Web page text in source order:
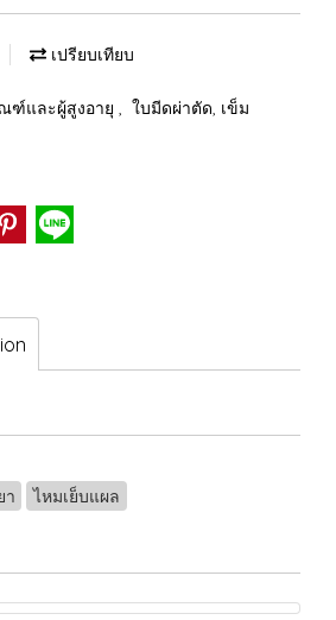
เปรียบเทียบ
ฑ์และผู้สูงอายุ , ใบมีดผ่าตัด, เข็ม
า ไหมเย็บแผล